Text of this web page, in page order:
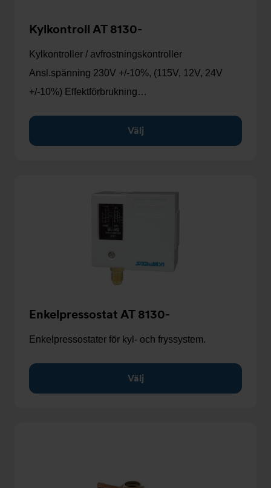
Kylkontroll AT 8130-
Kylkontroller / avfrostningskontroller
Ansl.spänning 230V +/-10%, (115V, 12V, 24V
+/-10%) Effektförbrukning…
Välj
Enkelpressostat AT 8130-
Enkelpressostater för kyl- och fryssystem.
Välj